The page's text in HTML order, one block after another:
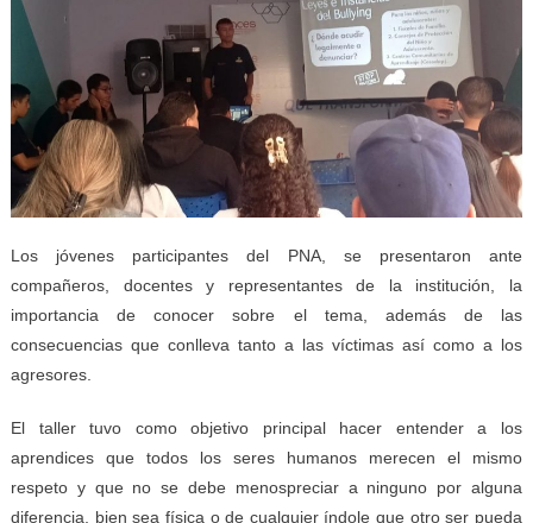
Los jóvenes participantes del PNA, se presentaron ante
compañeros, docentes y representantes de la institución, la
importancia de conocer sobre el tema, además de las
consecuencias que conlleva tanto a las víctimas así como a los
agresores.
El taller tuvo como objetivo principal hacer entender a los
aprendices que todos los seres humanos merecen el mismo
respeto y que no se debe menospreciar a ninguno por alguna
diferencia, bien sea física o de cualquier índole que otro ser pueda